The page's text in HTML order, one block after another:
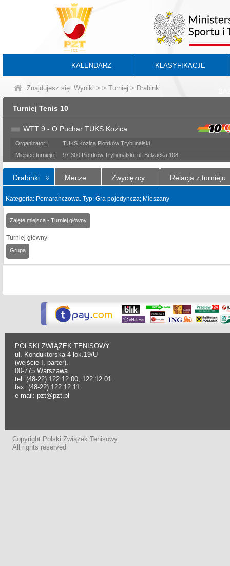
KALENDARZ KLASYFIKACJE
Znajdujesz się: Wyniki > > Turniej > Drabinki
Turniej Tenis 10
WTT 9 - O Puchar TUKS Kozica
Organizator:
TUKS Kozica Piotrków Trybunalski
Miejsce turnieju:
97-300 Piotrków Trybunalski, ul. Belzacka 108
Drabinki Mecze Zwycięzcy Relacja z turnieju
Kategoria: Pomarańczowa. Typ: Gra pojedyncza; Mieszany
Zajęte miejsca - Turniej główny
Turniej główny
Grupa
POLSKI ZWIĄZEK TENISOWY
ul. Konduktorska 4 lok.19/U
(wejście I, parter).
00-775 Warszawa
tel. (48-22) 122 12 00, 122 12 01
fax. (48-22) 122 12 11
e-mail: pzt@pzt.pl
Copyright Polski Związek Tenisowy.
All rights reserved